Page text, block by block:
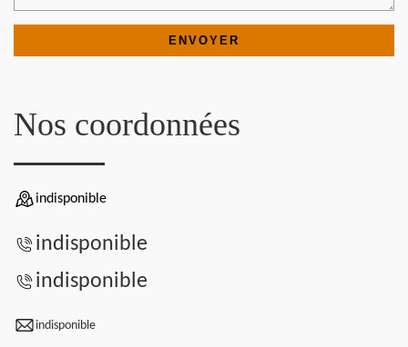
Nos coordonnées
indisponible
indisponible
indisponible
indisponible